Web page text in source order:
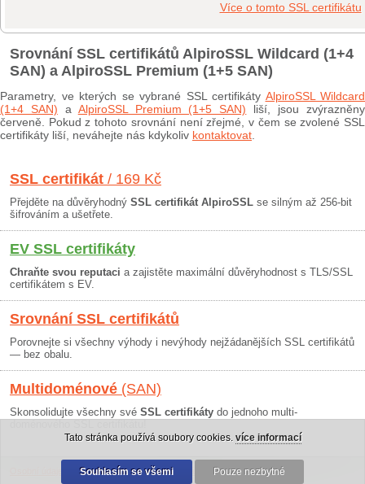
Více o tomto SSL certifikátu
Srovnání SSL certifikátů AlpiroSSL Wildcard (1+4
SAN) a AlpiroSSL Premium (1+5 SAN)
Parametry, ve kterých se vybrané SSL certifikáty AlpiroSSL Wildcard
(1+4 SAN) a AlpiroSSL Premium (1+5 SAN) liší, jsou zvýrazněny
červeně. Pokud z tohoto srovnání není zřejmé, v čem se zvolené SSL
certifikáty liší, neváhejte nás kdykoliv kontaktovat
SSL certifikát / 169 Kč
Přejděte na důvěryhodný SSL certifikát AlpiroSSL se silným až 256-bit
šifrováním a ušetřete.
EV SSL certifikáty
Chraňte svou reputaci a zajistěte maximální důvěryhodnost s TLS/SSL
certifikátem s EV.
Srovnání SSL certifikátů
Porovnejte si všechny výhody i nevýhody nejžádanějších SSL certifikátů
— bez obalu.
Multidoménové (SAN)
Skonsolidujte všechny své SSL certifikáty do jednoho multi-
Obchodní podmínky|30 dní záruka
Tato stránka používá soubory cookies. více informací
Souhlasím se všemi Pouze nezbytné